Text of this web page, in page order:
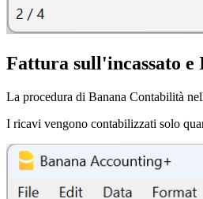
Fattura sull'incassato e
La procedura di Banana Contabilità
I ricavi vengono contabilizzati solo